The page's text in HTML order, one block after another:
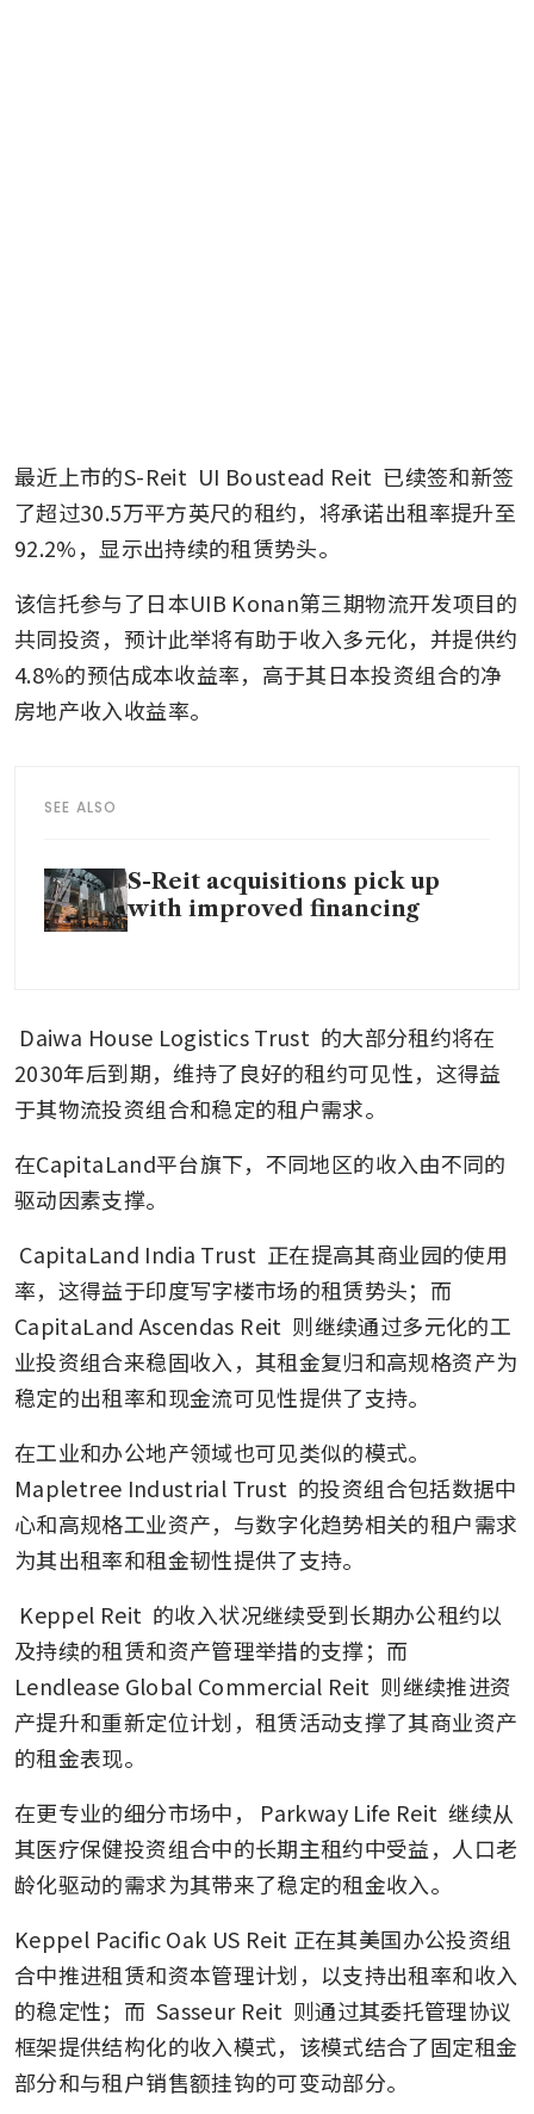
最近上市的S-Reit UI Boustead Reit 已续签和新签
了超过30.5万平方英尺的租约，将承诺出租率提升至
92.2%，显示出持续的租赁势头。
该信托参与了日本UIB Konan第三期物流开发项目的
共同投资，预计此举将有助于收入多元化，并提供约
4.8%的预估成本收益率，高于其日本投资组合的净
房地产收入收益率。
SEE ALSO
S-Reit acquisitions pick up
with improved financing
Daiwa House Logistics Trust 的大部分租约将在
2030年后到期，维持了良好的租约可见性，这得益
于其物流投资组合和稳定的租户需求。
在CapitaLand平台旗下，不同地区的收入由不同的
驱动因素支撑。
CapitaLand India Trust 正在提高其商业园的使用
CapitaLand Ascendas Reit 则继续通过多元化的工
业投资组合来稳固收入，其租金复归和高规格资产为
稳定的出租率和现金流可见性提供了支持。
在工业和办公地产领域也可见类似的模式。
Mapletree Industrial Trust 的投资组合包括数据中
心和高规格工业资产，与数字化趋势相关的租户需求
为其出租率和租金韧性提供了支持。
Keppel Reit 的收入状况继续受到长期办公租约以
Lendlease Global Commercial Reit 则继续推进资
产提升和重新定位计划，租赁活动支撑了其商业资产
的租金表现。
在更专业的细分市场中，
Parkway Life Reit 继续从
其医疗保健投资组合中的长期主租约中受益，人口老
龄化驱动的需求为其带来了稳定的租金收入。
Keppel Pacific Oak US Reit 正在其美国办公投资组
合中推进租赁和资本管理计划，以支持出租率和收入
的稳定性；而 Sasseur Reit 则通过其委托管理协议
框架提供结构化的收入模式，该模式结合了固定租金
部分和与租户销售额挂钩的可变动部分。